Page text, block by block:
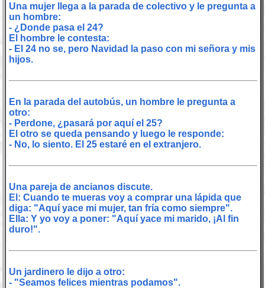
Una mujer llega a la parada de colectivo y le pregunta a
un hombre:
- ¿Donde pasa el 24?
El hombre le contesta:
- El 24 no se, pero Navidad la paso con mi señora y mis
hijos.
En la parada del autobús, un hombre le pregunta a
otro:
- Perdone, ¿pasará por aquí el 25?
El otro se queda pensando y luego le responde:
- No, lo siento. El 25 estaré en el extranjero.
Una pareja de ancianos discute.
El: Cuando te mueras voy a comprar una lápida que
diga: "Aquí yace mi mujer, tan fría como siempre".
Ella: Y yo voy a poner: "Aquí yace mi marido, ¡Al fin
duro!".
Un jardinero le dijo a otro:
- "Seamos felices mientras podamos".